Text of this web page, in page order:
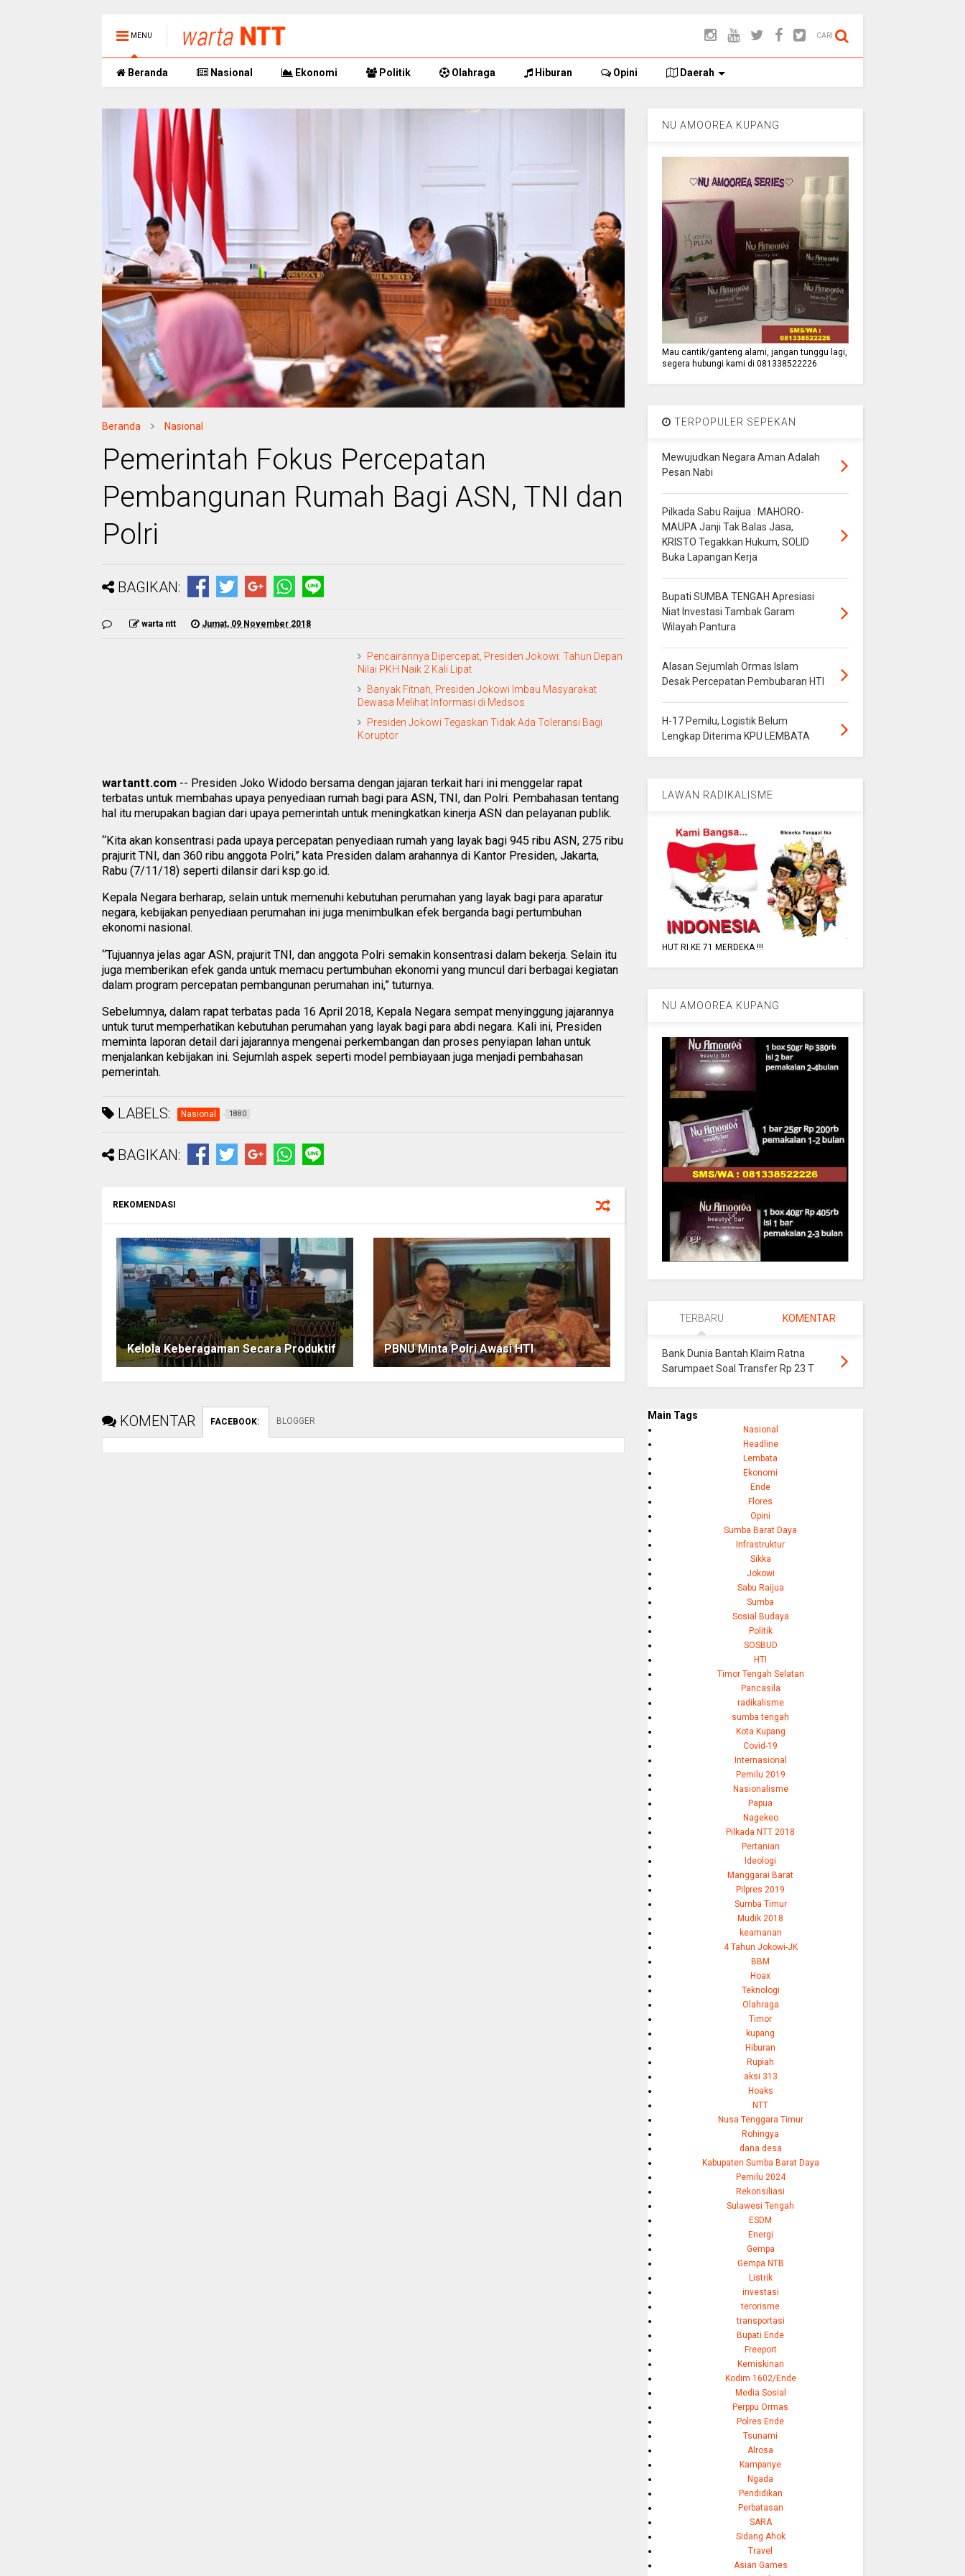
MENU CARI
Beranda Nasional Ekonomi Politik Olahraga Hiburan Opini Daerah
Beranda Nasional
Pemerintah Fokus Percepatan
Pembangunan Rumah Bagi ASN, TNI dan
Polri
BAGIKAN:
warta ntt Jumat, 09 November 2018
Pencairannya Dipercepat, Presiden Jokowi: Tahun Depan
Nilai PKH Naik 2 Kali Lipat
Banyak Fitnah, Presiden Jokowi Imbau Masyarakat
Dewasa Melihat Informasi di Medsos
Presiden Jokowi Tegaskan Tidak Ada Toleransi Bagi
Koruptor
wartantt.com -- Presiden Joko Widodo bersama dengan jajaran terkait hari ini menggelar rapat
terbatas untuk membahas upaya penyediaan rumah bagi para ASN, TNI, dan Polri. Pembahasan tentang
hal itu merupakan bagian dari upaya pemerintah untuk meningkatkan kinerja ASN dan pelayanan publik.
“Kita akan konsentrasi pada upaya percepatan penyediaan rumah yang layak bagi 945 ribu ASN, 275 ribu
prajurit TNI, dan 360 ribu anggota Polri,” kata Presiden dalam arahannya di Kantor Presiden, Jakarta,
Rabu (7/11/18) seperti dilansir dari ksp.go.id.
Kepala Negara berharap, selain untuk memenuhi kebutuhan perumahan yang layak bagi para aparatur
negara, kebijakan penyediaan perumahan ini juga menimbulkan efek berganda bagi pertumbuhan
ekonomi nasional.
“Tujuannya jelas agar ASN, prajurit TNI, dan anggota Polri semakin konsentrasi dalam bekerja. Selain itu
juga memberikan efek ganda untuk memacu pertumbuhan ekonomi yang muncul dari berbagai kegiatan
dalam program percepatan pembangunan perumahan ini,” tuturnya.
Sebelumnya, dalam rapat terbatas pada 16 April 2018, Kepala Negara sempat menyinggung jajarannya
untuk turut memperhatikan kebutuhan perumahan yang layak bagi para abdi negara. Kali ini, Presiden
meminta laporan detail dari jajarannya mengenai perkembangan dan proses penyiapan lahan untuk
menjalankan kebijakan ini. Sejumlah aspek seperti model pembiayaan juga menjadi pembahasan
pemerintah.
LABELS: Nasional 1880
BAGIKAN:
REKOMENDASI
Kelola Keberagaman Secara Produktif PBNU Minta Polri Awasi HTI
KOMENTAR FACEBOOK: BLOGGER
NU AMOOREA KUPANG
Mau cantik/ganteng alami, jangan tunggu lagi,
segera hubungi kami di 081338522226
TERPOPULER SEPEKAN
Mewujudkan Negara Aman Adalah
Pesan Nabi
Pilkada Sabu Raijua : MAHORO-
MAUPA Janji Tak Balas Jasa,
KRISTO Tegakkan Hukum, SOLID
Buka Lapangan Kerja
Bupati SUMBA TENGAH Apresiasi
Niat Investasi Tambak Garam
Wilayah Pantura
Alasan Sejumlah Ormas Islam
Desak Percepatan Pembubaran HTI
H-17 Pemilu, Logistik Belum
Lengkap Diterima KPU LEMBATA
LAWAN RADIKALISME
HUT RI KE 71 MERDEKA !!!
NU AMOOREA KUPANG
TERBARU KOMENTAR
Bank Dunia Bantah Klaim Ratna
Sarumpaet Soal Transfer Rp 23 T
Main Tags
Nasional
Headline
Lembata
Ekonomi
Ende
Flores
Opini
Sumba Barat Daya
Infrastruktur
Sikka
Jokowi
Sabu Raijua
Sumba
Sosial Budaya
Politik
SOSBUD
HTI
Timor Tengah Selatan
Pancasila
radikalisme
sumba tengah
Kota Kupang
Covid-19
Internasional
Pemilu 2019
Nasionalisme
Papua
Nagekeo
Pilkada NTT 2018
Pertanian
Ideologi
Manggarai Barat
Pilpres 2019
Sumba Timur
Mudik 2018
keamanan
4 Tahun Jokowi-JK
BBM
Hoax
Teknologi
Olahraga
Timor
kupang
Hiburan
Rupiah
aksi 313
Hoaks
NTT
Nusa Tenggara Timur
Rohingya
dana desa
Kabupaten Sumba Barat Daya
Pemilu 2024
Rekonsiliasi
Sulawesi Tengah
ESDM
Energi
Gempa
Gempa NTB
Listrik
investasi
terorisme
transportasi
Bupati Ende
Freeport
Kemiskinan
Kodim 1602/Ende
Media Sosial
Perppu Ormas
Polres Ende
Tsunami
Alrosa
Kampanye
Ngada
Pendidikan
Perbatasan
SARA
Sidang Ahok
Travel
Asian Games